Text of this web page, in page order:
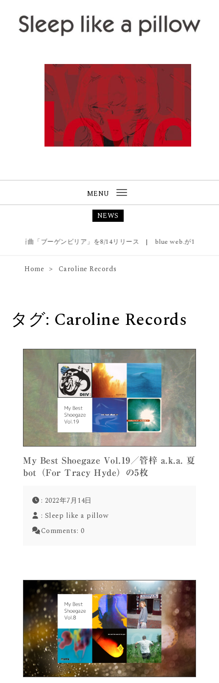
Skip to content
MENU
Toggle
NEWS
が新曲「ブーゲンビリア」を8/14リリース | blue web.が1stアルバ
Home Caroline Records
タグ: Caroline Records
My Best Shoegaze Vol.19／管梓 a.k.a. 夏
bot（For Tracy Hyde）の5枚
: 2022年7月14日
: Sleep like a pillow
Comments: 0